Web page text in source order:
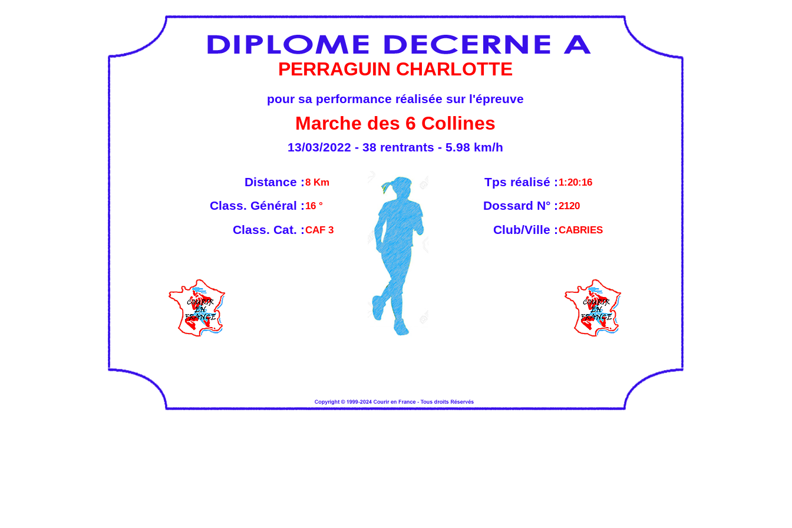
PERRAGUIN CHARLOTTE
pour sa performance réalisée sur l'épreuve
Marche des 6 Collines
13/03/2022 - 38 rentrants - 5.98 km/h
Distance :8 Km Tps réalisé : 1:20:16
Class. Général : 16 ° Dossard N° :2120
Class. Cat. :CAF 3 Club/Ville :CABRIES